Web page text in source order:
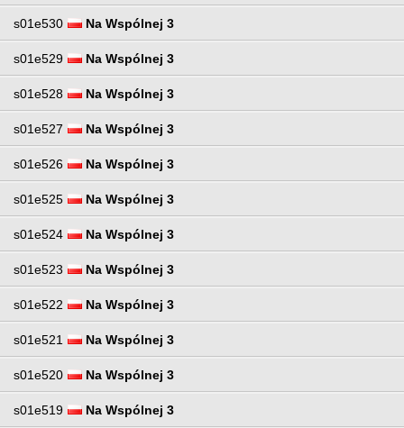
s01e530 Na Wspólnej 3
s01e529 Na Wspólnej 3
s01e528 Na Wspólnej 3
s01e527 Na Wspólnej 3
s01e526 Na Wspólnej 3
s01e525 Na Wspólnej 3
s01e524 Na Wspólnej 3
s01e523 Na Wspólnej 3
s01e522 Na Wspólnej 3
s01e521 Na Wspólnej 3
s01e520 Na Wspólnej 3
s01e519 Na Wspólnej 3